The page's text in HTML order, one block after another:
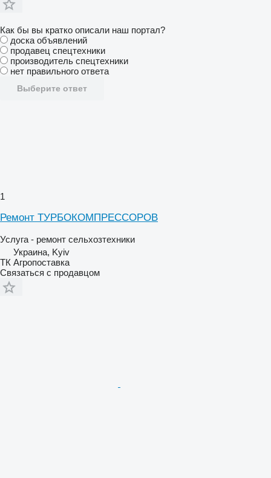
Как бы вы кратко описали наш портал?
доска объявлений
продавец спецтехники
производитель спецтехники
нет правильного ответа
Выберите ответ
1
Ремонт ТУРБОКОМПРЕССОРОВ
Услуга - ремонт сельхозтехники
Украина, Kyiv
ТК Агропоставка
Связаться с продавцом